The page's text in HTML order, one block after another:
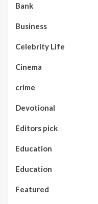
Bank
Business
Celebrity Life
Cinema
crime
Devotional
Editors pick
Education
Education
Featured